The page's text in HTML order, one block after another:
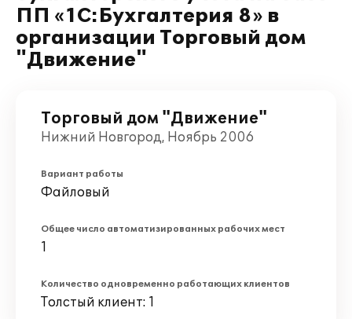
ПП «1C:Бухгалтерия 8» в
организации Торговый дом
"Движение"
Торговый дом "Движение"
Нижний Новгород, Ноябрь 2006
Вариант работы
Файловый
Общее число автоматизированных рабочих мест
1
Количество одновременно работающих клиентов
Толстый клиент: 1